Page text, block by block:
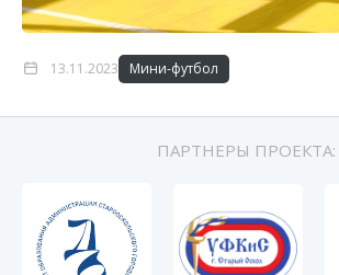
13.11.2023 Мини-футбол
ПАРТНЕРЫ ПРОЕКТА: